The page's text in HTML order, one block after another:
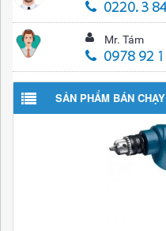
0220. 3
Mr. Tám
0978 92
SẢN PHẨM BÁN CHẠY